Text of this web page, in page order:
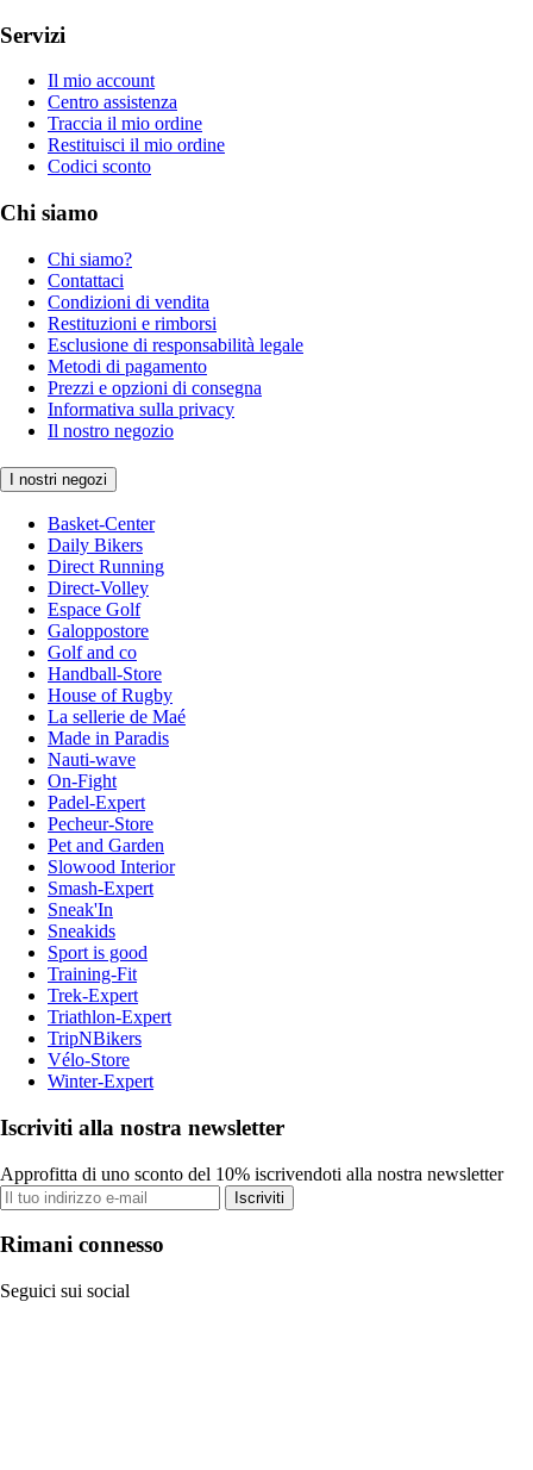
Servizi
Il mio account
Centro assistenza
Traccia il mio ordine
Restituisci il mio ordine
Codici sconto
Chi siamo
Chi siamo?
Contattaci
Condizioni di vendita
Restituzioni e rimborsi
Esclusione di responsabilità legale
Metodi di pagamento
Prezzi e opzioni di consegna
Informativa sulla privacy
Il nostro negozio
I nostri negozi
Basket-Center
Daily Bikers
Direct Running
Direct-Volley
Espace Golf
Galoppostore
Golf and co
Handball-Store
House of Rugby
La sellerie de Maé
Made in Paradis
Nauti-wave
On-Fight
Padel-Expert
Pecheur-Store
Pet and Garden
Slowood Interior
Smash-Expert
Sneak'In
Sneakids
Sport is good
Training-Fit
Trek-Expert
Triathlon-Expert
TripNBikers
Vélo-Store
Winter-Expert
Iscriviti alla nostra newsletter
Approfitta di uno sconto del 10% iscrivendoti alla nostra newsletter
Iscriviti
Rimani connesso
Seguici sui social